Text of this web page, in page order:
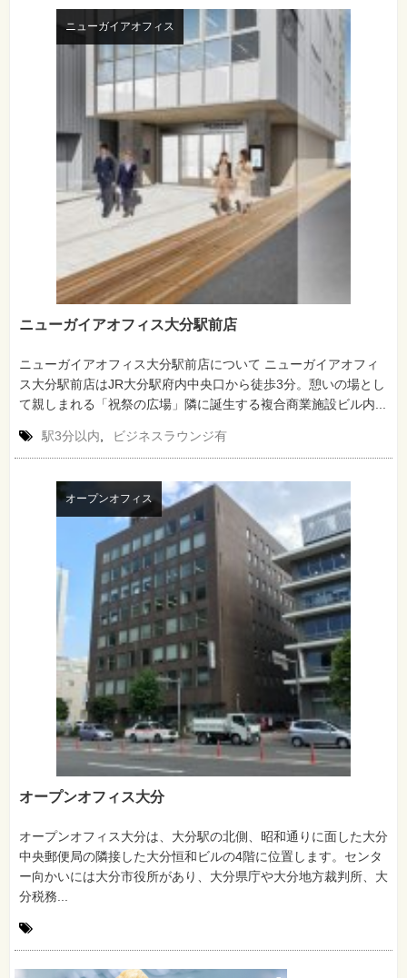
ニューガイアオフィス
ニューガイアオフィス大分駅前店
ニューガイアオフィス大分駅前店について ニューガイアオフィ
ス大分駅前店はJR大分駅府内中央口から徒歩3分。憩いの場とし
て親しまれる「祝祭の広場」隣に誕生する複合商業施設ビル内...
駅3分以内 ビジネスラウンジ有
オープンオフィス
オープンオフィス大分
オープンオフィス大分は、大分駅の北側、昭和通りに面した大分
中央郵便局の隣接した大分恒和ビルの4階に位置します。センタ
ー向かいには大分市役所があり、大分県庁や大分地方裁判所、大
分税務...